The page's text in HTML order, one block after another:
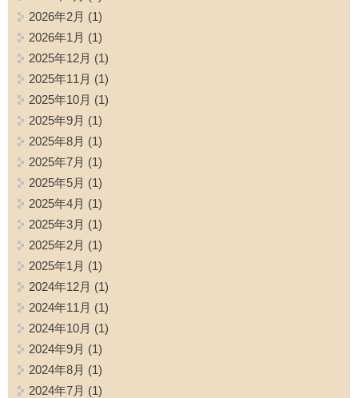
2026年2月 (1)
2026年1月 (1)
2025年12月 (1)
2025年11月 (1)
2025年10月 (1)
2025年9月 (1)
2025年8月 (1)
2025年7月 (1)
2025年5月 (1)
2025年4月 (1)
2025年3月 (1)
2025年2月 (1)
2025年1月 (1)
2024年12月 (1)
2024年11月 (1)
2024年10月 (1)
2024年9月 (1)
2024年8月 (1)
2024年7月 (1)